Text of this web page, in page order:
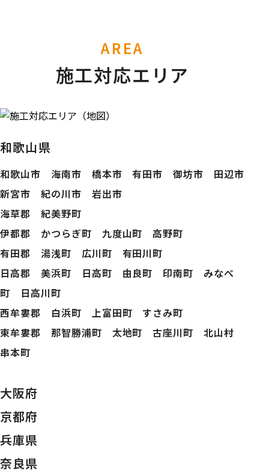
AREA
施工対応エリア
和歌山県
和歌山市 海南市 橋本市 有田市 御坊市 田辺市
新宮市 紀の川市 岩出市
海草郡 紀美野町
伊都郡 かつらぎ町 九度山町 高野町
有田郡 湯浅町 広川町 有田川町
日高郡 美浜町 日高町 由良町 印南町 みなべ
町 日高川町
西牟婁郡 白浜町 上富田町 すさみ町
東牟婁郡 那智勝浦町 太地町 古座川町 北山村
串本町
大阪府
京都府
兵庫県
奈良県